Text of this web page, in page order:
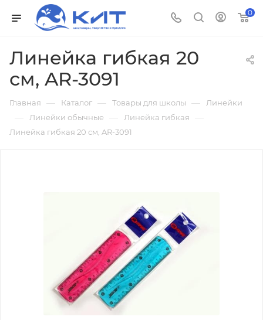
0
Линейка гибкая 20
см, AR-3091
Главная — Каталог — Товары для школы — Линейки
— Линейки обычные — Линейка гибкая —
Линейка гибкая 20 см, AR-3091